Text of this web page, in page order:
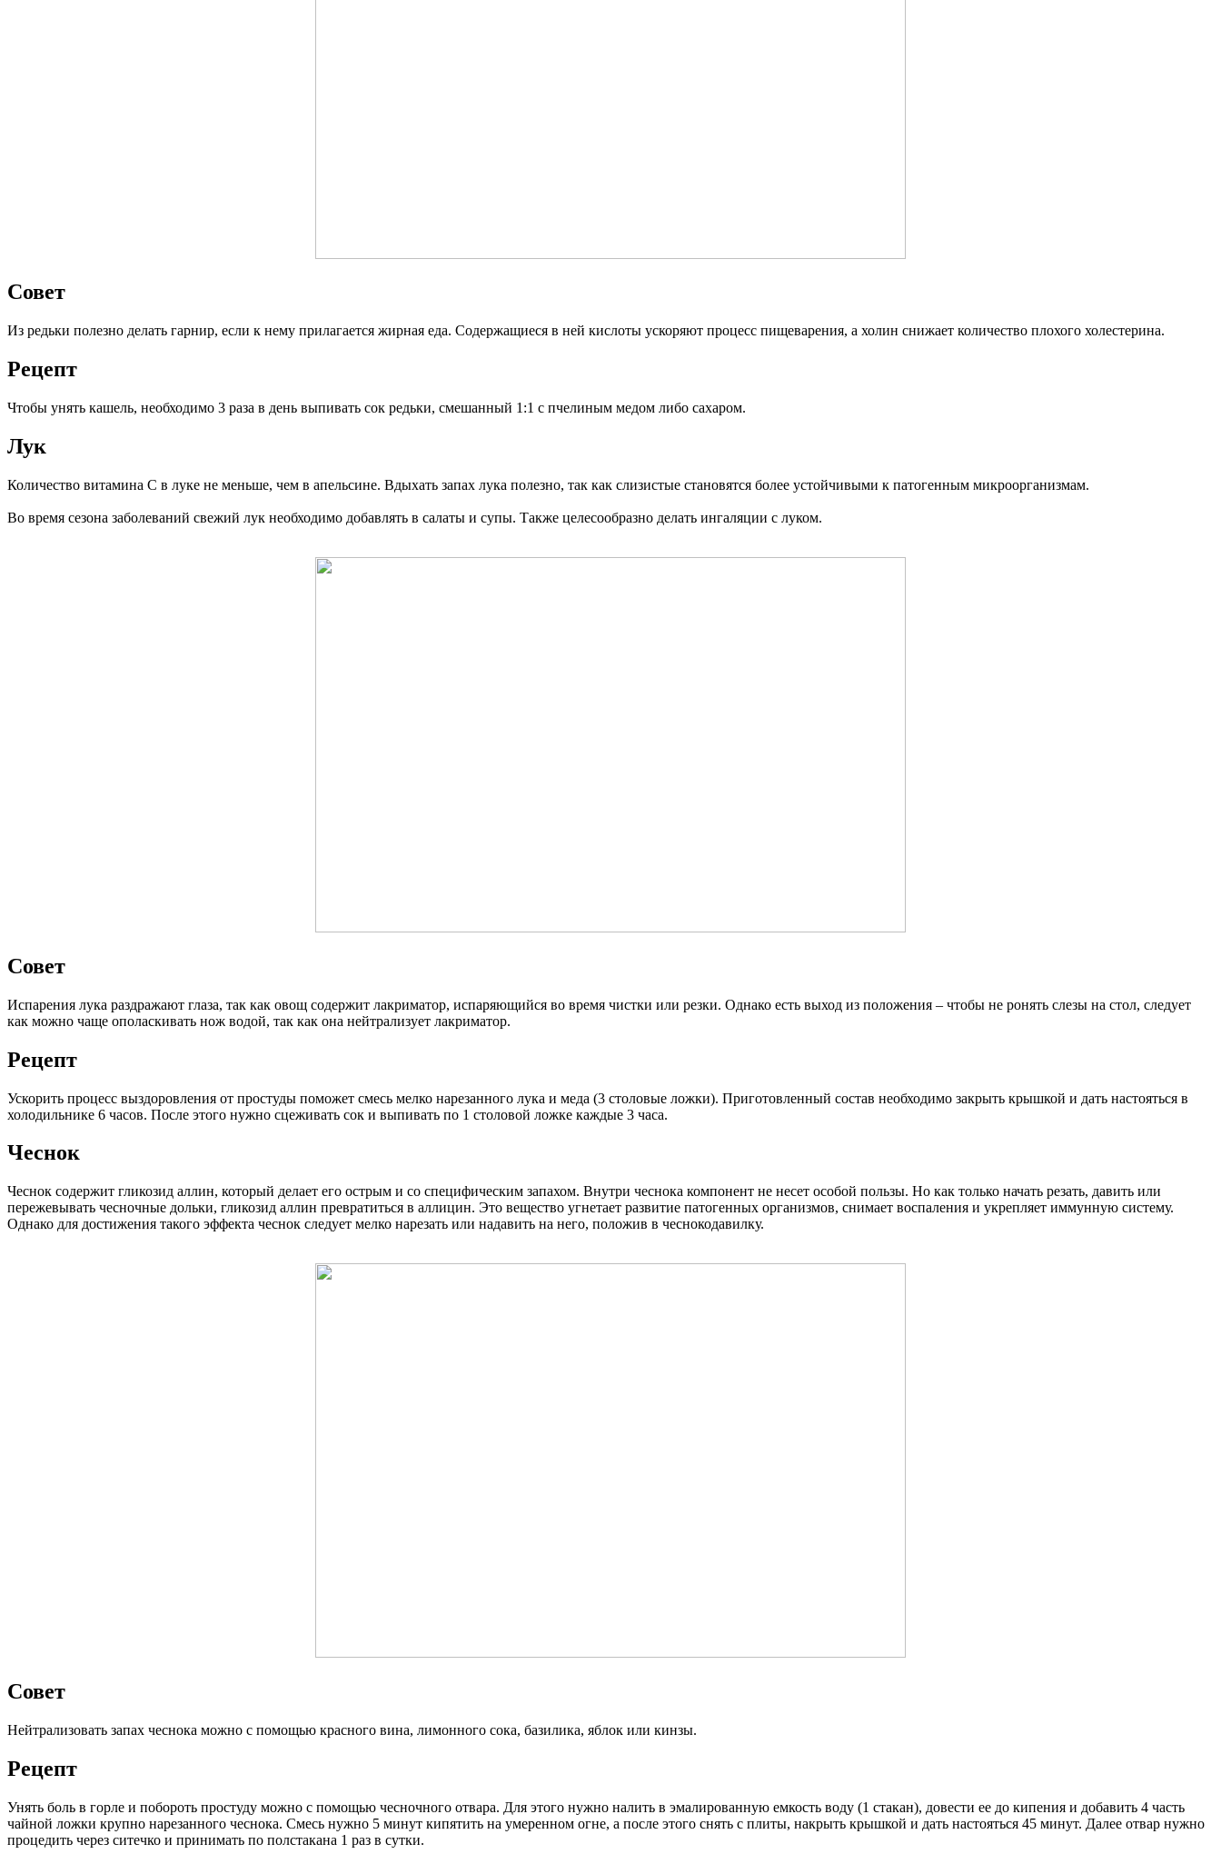
Совет
Из редьки полезно делать гарнир, если к нему прилагается жирная еда. Содержащиеся в ней кислоты ускоряют процесс пищеварения, а холин снижает количество плохого холестерина.
Рецепт
Чтобы унять кашель, необходимо 3 раза в день выпивать сок редьки, смешанный 1:1 с пчелиным медом либо сахаром.
Лук
Количество витамина С в луке не меньше, чем в апельсине. Вдыхать запах лука полезно, так как слизистые становятся более устойчивыми к патогенным микроорганизмам.
Во время сезона заболеваний свежий лук необходимо добавлять в салаты и супы. Также целесообразно делать ингаляции с луком.
Совет
Испарения лука раздражают глаза, так как овощ содержит лакриматор, испаряющийся во время чистки или резки. Однако есть выход из положения – чтобы не ронять слезы на стол, следует
как можно чаще ополаскивать нож водой, так как она нейтрализует лакриматор.
Рецепт
Ускорить процесс выздоровления от простуды поможет смесь мелко нарезанного лука и меда (3 столовые ложки). Приготовленный состав необходимо закрыть крышкой и дать настояться в
холодильнике 6 часов. После этого нужно сцеживать сок и выпивать по 1 столовой ложке каждые 3 часа.
Чеснок
Чеснок содержит гликозид аллин, который делает его острым и со специфическим запахом. Внутри чеснока компонент не несет особой пользы. Но как только начать резать, давить или
пережевывать чесночные дольки, гликозид аллин превратиться в аллицин. Это вещество угнетает развитие патогенных организмов, снимает воспаления и укрепляет иммунную систему.
Однако для достижения такого эффекта чеснок следует мелко нарезать или надавить на него, положив в чеснокодавилку.
Совет
Нейтрализовать запах чеснока можно с помощью красного вина, лимонного сока, базилика, яблок или кинзы.
Рецепт
Унять боль в горле и побороть простуду можно с помощью чесночного отвара. Для этого нужно налить в эмалированную емкость воду (1 стакан), довести ее до кипения и добавить 4 часть
чайной ложки крупно нарезанного чеснока. Смесь нужно 5 минут кипятить на умеренном огне, а после этого снять с плиты, накрыть крышкой и дать настояться 45 минут. Далее отвар нужно
процедить через ситечко и принимать по полстакана 1 раз в сутки.